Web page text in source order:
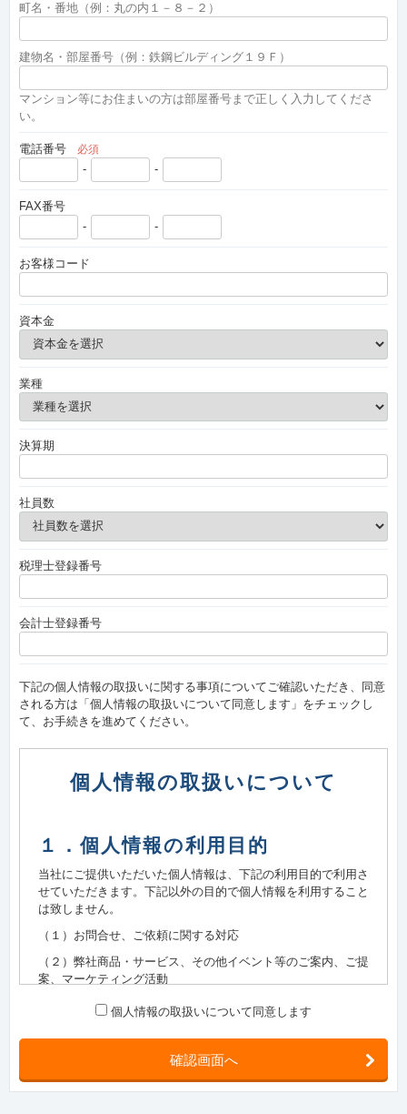
町名・番地（例：丸の内１－８－２）
建物名・部屋番号（例：鉄鋼ビルディング１９Ｆ）
マンション等にお住まいの方は部屋番号まで正しく入力してくださ
い。
電話番号 必須
- -
FAX番号
-
-
お客様コード
資本金
業種
決算期
社員数
税理士登録番号
会計士登録番号
下記の個人情報の取扱いに関する事項についてご確認いただき、同意
される方は「個人情報の取扱いについて同意します」をチェックし
て、お手続きを進めてください。
個人情報の取扱いについて
１．個人情報の利用目的
当社にご提供いただいた個人情報は、下記の利用目的で利用さ
せていただきます。下記以外の目的で個人情報を利用すること
は致しません。
（１）お問合せ、ご依頼に関する対応
（２）弊社商品・サービス、その他イベント等のご案内、ご提
案、マーケティング活動
（３）製品、サービスの品質改善・応対サービスの向上のため
２．保有個人データ又は第三者提
個人情報の取扱いについて同意します
確認画面へ